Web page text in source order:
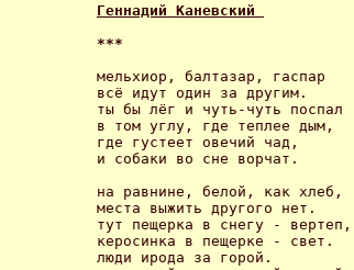
Геннадий Каневский
***
мельхиор, балтазар, гаспар
всё идут один за другим.
ты бы лёг и чуть-чуть поспал
в том углу, где теплее дым,
где густеет овечий чад,
и собаки во сне ворчат.
на равнине, белой, как хлеб,
места выжить другого нет.
тут пещерка в снегу - вертеп,
керосинка в пещерке - свет.
люди ирода за горой.